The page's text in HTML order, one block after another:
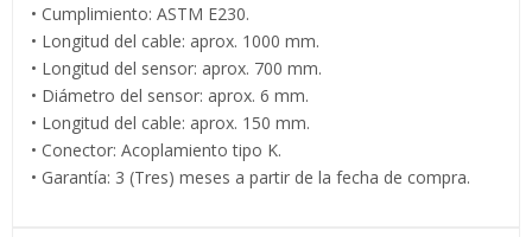
• Cumplimiento: ASTM E230.
• Longitud del cable: aprox. 1000 mm.
• Longitud del sensor: aprox. 700 mm.
• Diámetro del sensor: aprox. 6 mm.
• Longitud del cable: aprox. 150 mm.
• Conector: Acoplamiento tipo K.
• Garantía: 3 (Tres) meses a partir de la fecha de compra.